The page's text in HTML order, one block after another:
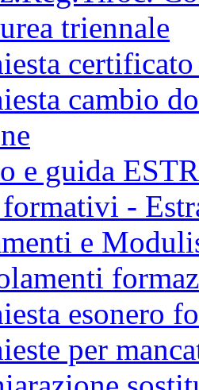
triennale
cambio
e guida
-
e
esonero
per